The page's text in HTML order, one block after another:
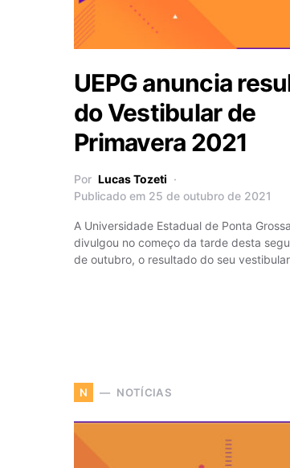
UEPG anuncia
do Vestibular de
Primavera 2021
Por Lucas Tozeti
Publicado em 25 de outubro de 2021
A Universidade Estadual de Ponta
divulgou no começo da tarde desta
de outubro, o resultado do seu vestibular
N NOTÍCIAS